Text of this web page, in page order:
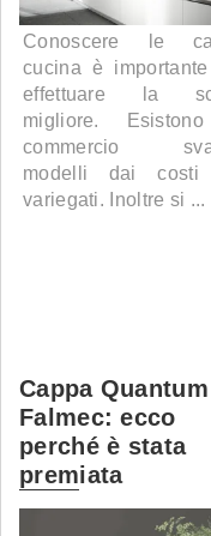
Conoscere le
cucina è
effettuare la
migliore.
commercio
modelli dai costi
variegati. Inoltre si ...
Cappa
Falmec: ecco
perché è stata
premiata